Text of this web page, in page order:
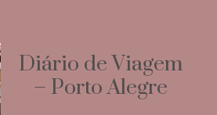
Diário de Viagem
– Porto Alegre